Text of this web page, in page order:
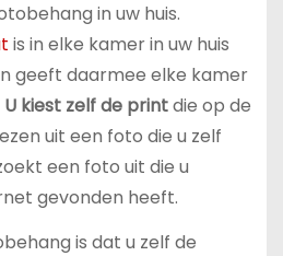
in uw huis.
is in elke kamer in uw huis
geeft daarmee elke kamer
U kiest zelf de printdie op de
uit een foto die u zelf
een foto uit die u
gevonden heeft.
is dat u zelf de